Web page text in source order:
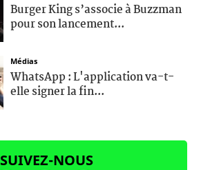
Burger King s’associe à Buzzman
pour son lancement...
Médias
WhatsApp : L'application va-t-
elle signer la fin...
SUIVEZ-NOUS